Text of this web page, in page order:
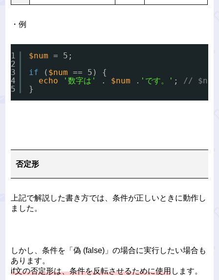
・例
1
2
3
4
5
$num = 5;
if
( $num == 5) {
echo
'数字は' . $num . 'です。' ; // $num
}
否定形
上記で解説した書き方では、条件が正しいときに動作し
ました。
しかし、条件を「偽 (false)」の場合に実行したい場合も
あります。
if文の否定形は、条件を反転させるために使用します。